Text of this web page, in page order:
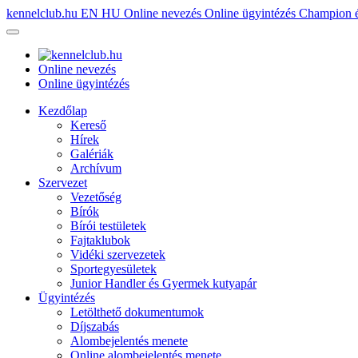
kennelclub.hu EN HU Online nevezés Online ügyintézés Champion
Online nevezés
Online ügyintézés
Kezdőlap
Kereső
Hírek
Galériák
Archívum
Szervezet
Vezetőség
Bírók
Bírói testületek
Fajtaklubok
Vidéki szervezetek
Sportegyesületek
Junior Handler és Gyermek kutyapár
Ügyintézés
Letölthető dokumentumok
Díjszabás
Alombejelentés menete
Online alombejelentés menete